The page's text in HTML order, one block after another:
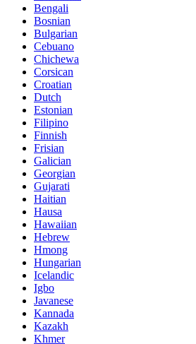
Bengali
Bosnian
Bulgarian
Cebuano
Chichewa
Corsican
Croatian
Dutch
Estonian
Filipino
Finnish
Frisian
Galician
Georgian
Gujarati
Haitian
Hausa
Hawaiian
Hebrew
Hmong
Hungarian
Icelandic
Igbo
Javanese
Kannada
Kazakh
Khmer